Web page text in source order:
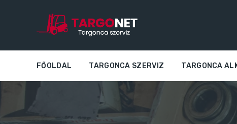
FŐOLDAL TARGONCA SZERVIZ TARGONCA